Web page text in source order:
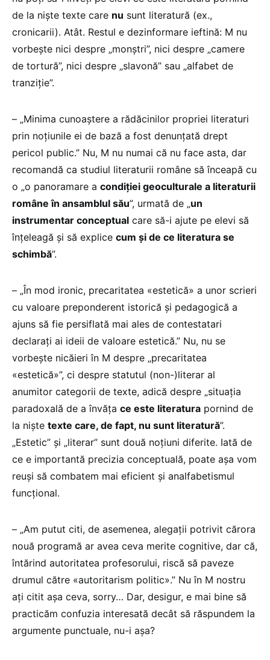
de la niște texte care nu sunt literatură (ex.,
cronicarii). Atât. Restul e dezinformare ieftină: M nu
vorbește nici despre „monștri”, nici despre „camere
de tortură”, nici despre „slavonă” sau „alfabet de
tranziție”.
– „Minima cunoaștere a rădăcinilor propriei literaturi
prin noțiunile ei de bază a fost denunțată drept
pericol public.” Nu, M nu numai că nu face asta, dar
recomandă ca studiul literaturii române să înceapă cu
o „o panoramare a condiției geoculturale a literaturii
române în ansamblul său”, urmată de „un
instrumentar conceptual care să-i ajute pe elevi să
înțeleagă și să explice cum și de ce literatura se
schimbă”.
– „În mod ironic, precaritatea «estetică» a unor scrieri
cu valoare preponderent istorică și pedagogică a
ajuns să fie persiflată mai ales de contestatari
declarați ai ideii de valoare estetică.” Nu, nu se
vorbește nicăieri în M despre „precaritatea
«estetică»”, ci despre statutul (non-)literar al
anumitor categorii de texte, adică despre „situația
paradoxală de a învăța ce este literatura pornind de
la niște texte care, de fapt, nu sunt literatură”.
„Estetic” și „literar” sunt două noțiuni diferite. Iată de
ce e importantă precizia conceptuală, poate așa vom
reuși să combatem mai eficient și analfabetismul
funcțional.
– „Am putut citi, de asemenea, alegații potrivit cărora
nouă programă ar avea ceva merite cognitive, dar că,
întărind autoritatea profesorului, riscă să paveze
drumul către «autoritarism politic».” Nu în M nostru
ați citit așa ceva, sorry… Dar, desigur, e mai bine să
practicăm confuzia interesată decât să răspundem la
argumente punctuale, nu-i așa?